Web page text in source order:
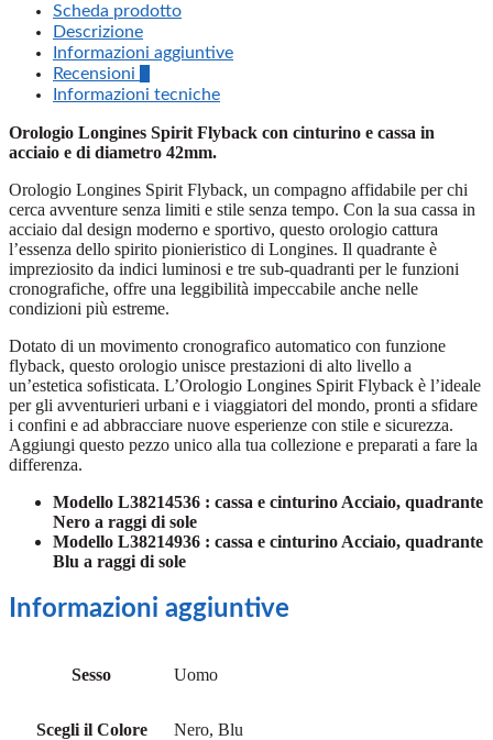
Scheda prodotto
Descrizione
Informazioni aggiuntive
Recensioni
Informazioni tecniche
Orologio Longines Spirit Flyback con cinturino e cassa in
acciaio e di diametro 42mm.
Orologio Longines Spirit Flyback, un compagno affidabile per chi
cerca avventure senza limiti e stile senza tempo. Con la sua cassa in
acciaio dal design moderno e sportivo, questo orologio cattura
l’essenza dello spirito pionieristico di Longines. Il quadrante è
impreziosito da indici luminosi e tre sub-quadranti per le funzioni
cronografiche, offre una leggibilità impeccabile anche nelle
condizioni più estreme.
Dotato di un movimento cronografico automatico con funzione
flyback, questo orologio unisce prestazioni di alto livello a
un’estetica sofisticata. L’Orologio Longines Spirit Flyback è l’ideale
per gli avventurieri urbani e i viaggiatori del mondo, pronti a sfidare
i confini e ad abbracciare nuove esperienze con stile e sicurezza.
Aggiungi questo pezzo unico alla tua collezione e preparati a fare la
differenza.
Modello L38214536 : cassa e cinturino Acciaio, quadrante
Nero a raggi di sole
Modello L38214936 : cassa e cinturino Acciaio, quadrante
Blu a raggi di sole
Informazioni aggiuntive
Sesso Uomo
Scegli il Colore Nero, Blu